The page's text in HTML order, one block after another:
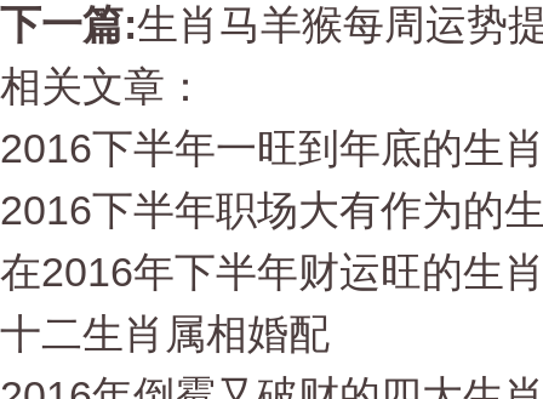
下一篇:生肖马羊猴每周运势
相关文章：
2016下半年一旺到年底的生
2016下半年职场大有作为的
在2016年下半年财运旺的生
十二生肖属相婚配